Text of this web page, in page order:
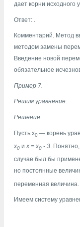
дает корни исходного
Ответ:
Комментарий. Метод
методом замены
Введение новой
обязательное
Пример 7.
Решим уравнение:
Решение
Пусть x0 — корень
x0 их = x0 - 3.
случае был бы
но постоянные
переменная величина.
Имеем систему